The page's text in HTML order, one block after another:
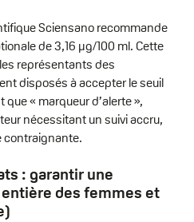
Sciensano recommande
de 3,16 µg/100 ml. Cette
représentants des
disposés à accepter le seuil
« marqueur d’alerte »,
nécessitant un suivi accru,
contraignante.
: garantir une
des femmes et